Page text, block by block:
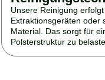
Unsere Reinigung
Extraktionsgeräten oder
Material. Das sorgt für
Polsterstruktur zu